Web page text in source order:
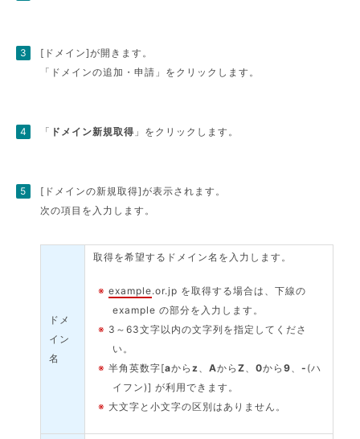
[ドメイン]が開きます。
「ドメインの追加・申請」をクリックします。
「 ドメイン新規取得 」をクリックします。
[ドメインの新規取得]が表示されます。
次の項目を入力します。
ドメ
イン
名
取得を希望するドメイン名を入力します。
※example.or.jp を取得する場合は、下線の
example の部分を入力します。
※ 3～63文字以内の文字列を指定してくださ
い。
※半角英数字[aからz、AからZ、0から9、- (ハ
イフン)] が利用できます。
※ 大文字と小文字の区別はありません。